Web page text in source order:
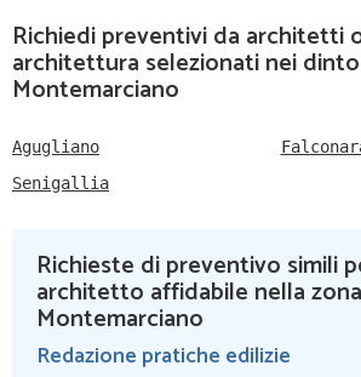
Richiedi preventivi da architetti
architettura selezionati nei
Montemarciano
Agugliano
Senigallia
Richieste di preventivo simili
architetto affidabile nella
Montemarciano
Redazione pratiche edilizie